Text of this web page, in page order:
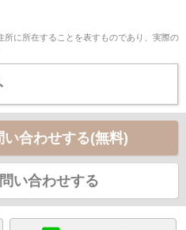
に所在することを表すものであり、実際の
い合わせする(無料)
い合わせする